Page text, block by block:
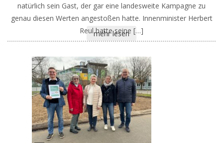
natürlich sein Gast, der gar eine landesweite Kampagne zu
genau diesen Werten angestoßen hatte. Innenminister Herbert
Reul hatte seine […]
mehr lesen